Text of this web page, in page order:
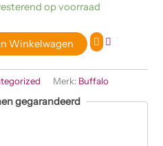
op voorraad
Winkelwagen
Merk: Buffalo
gegarandeerd